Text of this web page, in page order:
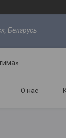
Беларусь
О нас